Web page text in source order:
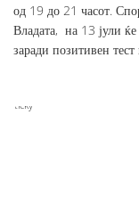
од 19 до 21 часот.
Владата, на 13 јули
заради позитивен
Sticky